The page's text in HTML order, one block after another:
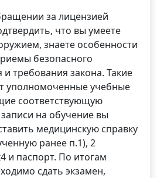
за лицензией
что вы умеете
знаете особенности
безопасного
требования закона. Такие
уполномоченные учебные
соответствующую
на обучение вы
медицинскую справку
ранее п.1), 2
и паспорт. По итогам
сдать экзамен,